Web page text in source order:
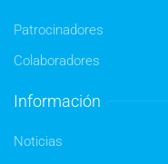
Patrocinadores
Colaboradores
Información
Noticias